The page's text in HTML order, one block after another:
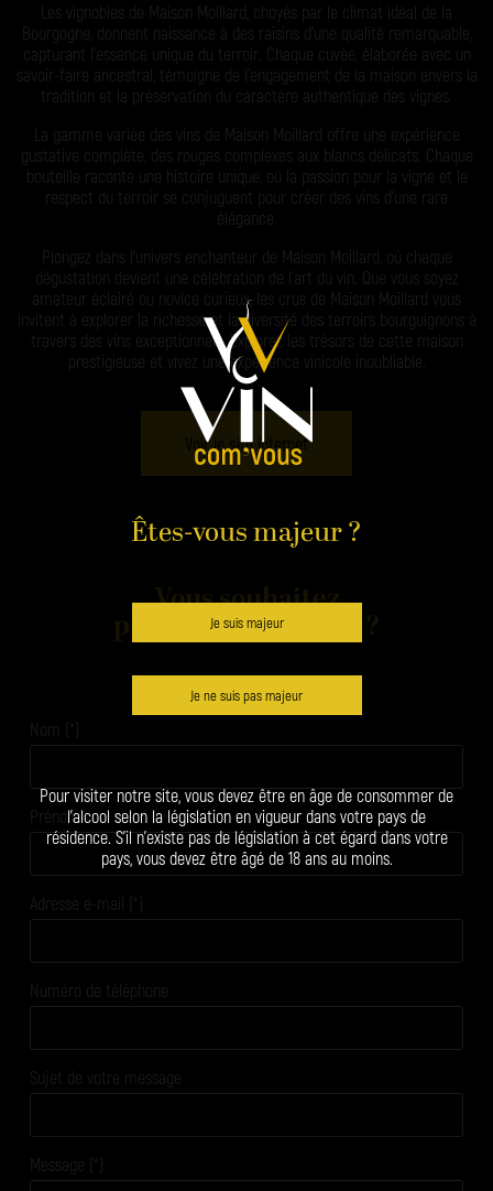
Êtes-vous majeur ?
Je suis majeur
Je ne suis pas majeur
Pour visiter notre site, vous devez être en âge de consommer de
l’alcool selon la législation en vigueur dans votre pays de
résidence. S’il n’existe pas de législation à cet égard dans votre
pays, vous devez être âgé de 18 ans au moins.
Les vignobles de Maison Moillard, choyés par le climat idéal de la
Bourgogne, donnent naissance à des raisins d’une qualité remarquable,
capturant l’essence unique du terroir. Chaque cuvée, élaborée avec un
savoir-faire ancestral, témoigne de l’engagement de la maison envers la
tradition et la préservation du caractère authentique des vignes.
La gamme variée des vins de Maison Moillard offre une expérience
gustative complète, des rouges complexes aux blancs délicats. Chaque
bouteille raconte une histoire unique, où la passion pour la vigne et le
respect du terroir se conjuguent pour créer des vins d’une rare
élégance.
Plongez dans l’univers enchanteur de Maison Moillard, où chaque
dégustation devient une célébration de l’art du vin. Que vous soyez
amateur éclairé ou novice curieux, les crus de Maison Moillard vous
invitent à explorer la richesse et la diversité des terroirs bourguignons à
travers des vins exceptionnels. Explorez les trésors de cette maison
prestigieuse et vivez une expérience vinicole inoubliable.
Voir le site internet
Vous souhaitez
plus d'informations ?
Nom (*)
Prénom
Adresse e-mail (*)
Numéro de téléphone
Sujet de votre message
Message (*)